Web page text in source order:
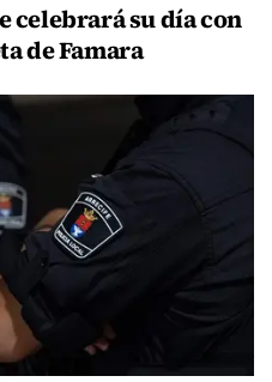
celebrará su día con
de Famara